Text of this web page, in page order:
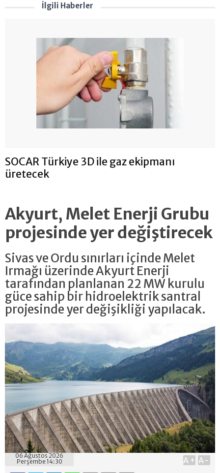
İlgili Haberler
SOCAR Türkiye 3D ile gaz ekipmanı
üretecek
Akyurt, Melet Enerji Grubu
projesinde yer değiştirecek
Sivas ve Ordu sınırları içinde Melet
Irmağı üzerinde Akyurt Enerji
tarafından planlanan 22 MW kurulu
güce sahip bir hidroelektrik santral
projesinde yer değişikliği yapılacak.
06 Ağustos 2026
Perşembe 14:30
A+ A-